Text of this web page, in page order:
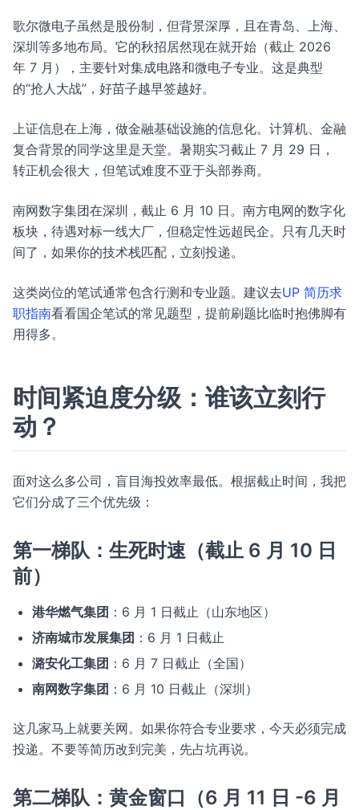
歌尔微电子虽然是股份制，但背景深厚，且在青岛、上海、
深圳等多地布局。它的秋招居然现在就开始（截止 2026
年 7 月），主要针对集成电路和微电子专业。这是典型
的“抢人大战”，好苗子越早签越好。
上证信息在上海，做金融基础设施的信息化。计算机、金融
复合背景的同学这里是天堂。暑期实习截止 7 月 29 日，
转正机会很大，但笔试难度不亚于头部券商。
南网数字集团在深圳，截止 6 月 10 日。南方电网的数字化
板块，待遇对标一线大厂，但稳定性远超民企。只有几天时
间了，如果你的技术栈匹配，立刻投递。
这类岗位的笔试通常包含行测和专业题。建议去UP 简历求
职指南看看国企笔试的常见题型，提前刷题比临时抱佛脚有
用得多。
时间紧迫度分级：谁该立刻行
动？
面对这么多公司，盲目海投效率最低。根据截止时间，我把
它们分成了三个优先级：
第一梯队：生死时速（截止 6 月 10 日
前）
港华燃气集团 ：6 月 1 日截止（山东地区）
济南城市发展集团 ：6 月 1 日截止
潞安化工集团 ：6 月 7 日截止（全国）
南网数字集团 ：6 月 10 日截止（深圳）
这几家马上就要关网。如果你符合专业要求，今天必须完成
投递。不要等简历改到完美，先占坑再说。
第二梯队：黄金窗口（6 月 11 日 -6 月